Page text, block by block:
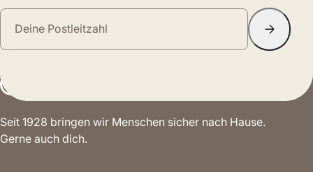
Seit 1928 bringen wir Menschen sicher nach Hause.
Gerne auch dich.